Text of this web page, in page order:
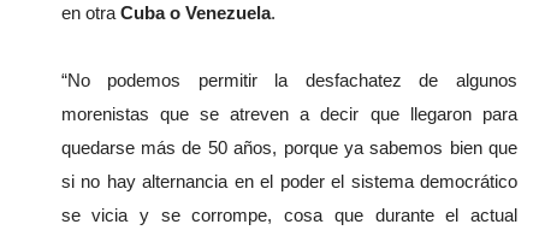
en otra Cuba o Venezuela.
“No podemos permitir la desfachatez de algunos
morenistas que se atreven a decir que llegaron para
quedarse más de 50 años, porque ya sabemos bien que
si no hay alternancia en el poder el sistema democrático
se vicia y se corrompe, cosa que durante el actual